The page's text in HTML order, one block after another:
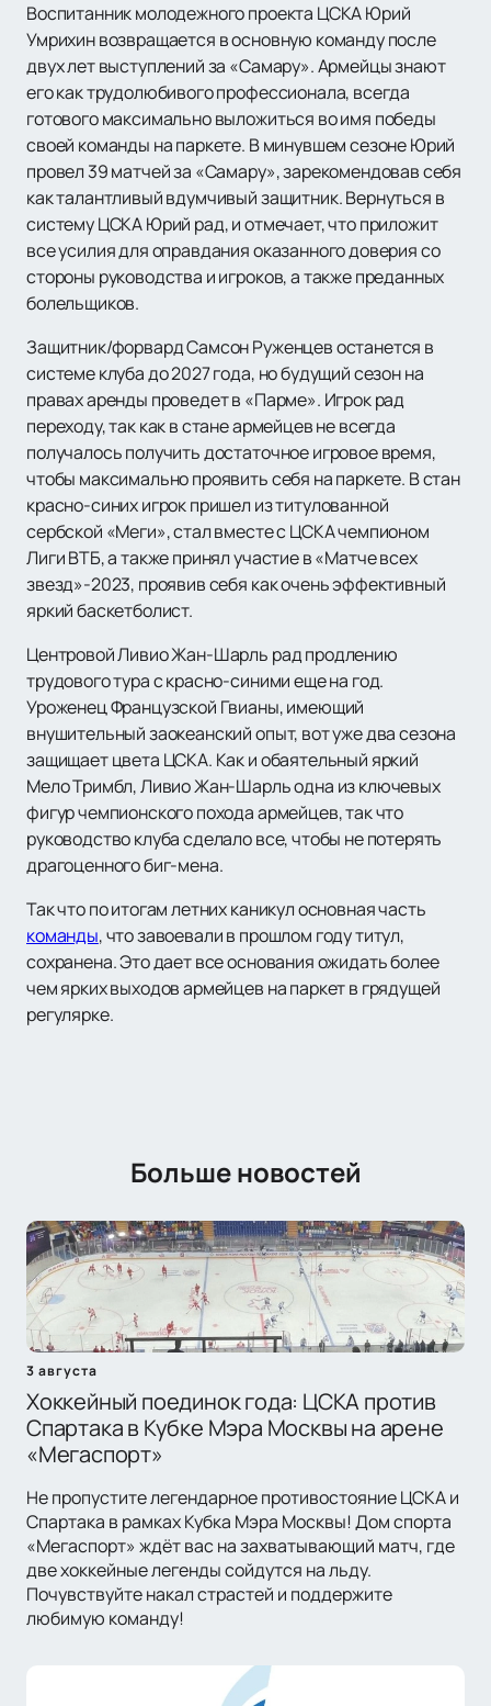
Воспитанник молодежного проекта ЦСКА Юрий
Умрихин возвращается в основную команду после
двух лет выступлений за «Самару». Армейцы знают
его как трудолюбивого профессионала, всегда
готового максимально выложиться во имя победы
своей команды на паркете. В минувшем сезоне Юрий
провел 39 матчей за «Самару», зарекомендовав себя
как талантливый вдумчивый защитник. Вернуться в
систему ЦСКА Юрий рад, и отмечает, что приложит
все усилия для оправдания оказанного доверия со
стороны руководства и игроков, а также преданных
болельщиков.
Защитник/форвард Самсон Руженцев останется в
системе клуба до 2027 года, но будущий сезон на
правах аренды проведет в «Парме». Игрок рад
переходу, так как в стане армейцев не всегда
получалось получить достаточное игровое время,
чтобы максимально проявить себя на паркете. В стан
красно-синих игрок пришел из титулованной
сербской «Меги», стал вместе с ЦСКА чемпионом
Лиги ВТБ, а также принял участие в «Матче всех
звезд»-2023, проявив себя как очень эффективный
яркий баскетболист.
Центровой Ливио Жан-Шарль рад продлению
трудового тура с красно-синими еще на год.
Уроженец Французской Гвианы, имеющий
внушительный заокеанский опыт, вот уже два сезона
защищает цвета ЦСКА. Как и обаятельный яркий
Мело Тримбл, Ливио Жан-Шарль одна из ключевых
фигур чемпионского похода армейцев, так что
руководство клуба сделало все, чтобы не потерять
драгоценного биг-мена.
Так что по итогам летних каникул основная часть
команды, что завоевали в прошлом году титул,
сохранена. Это дает все основания ожидать более
чем ярких выходов армейцев на паркет в грядущей
регулярке.
Больше новостей
3 августа
Хоккейный поединок года: ЦСКА против
Спартака в Кубке Мэра Москвы на арене
«Мегаспорт»
Не пропустите легендарное противостояние ЦСКА и
Спартака в рамках Кубка Мэра Москвы! Дом спорта
«Мегаспорт» ждёт вас на захватывающий матч, где
две хоккейные легенды сойдутся на льду.
Почувствуйте накал страстей и поддержите
любимую команду!